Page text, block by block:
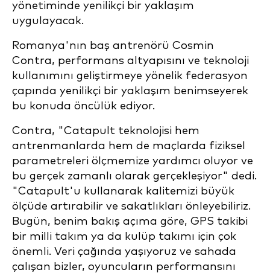
yönetiminde yenilikçi bir yaklaşım
uygulayacak.
Romanya'nın baş antrenörü Cosmin
Contra, performans altyapısını ve teknoloji
kullanımını geliştirmeye yönelik federasyon
çapında yenilikçi bir yaklaşım benimseyerek
bu konuda öncülük ediyor.
Contra, "Catapult teknolojisi hem
antrenmanlarda hem de maçlarda fiziksel
parametreleri ölçmemize yardımcı oluyor ve
bu gerçek zamanlı olarak gerçekleşiyor" dedi.
"Catapult'u kullanarak kalitemizi büyük
ölçüde artırabilir ve sakatlıkları önleyebiliriz.
Bugün, benim bakış açıma göre, GPS takibi
bir milli takım ya da kulüp takımı için çok
önemli. Veri çağında yaşıyoruz ve sahada
çalışan bizler, oyuncuların performansını